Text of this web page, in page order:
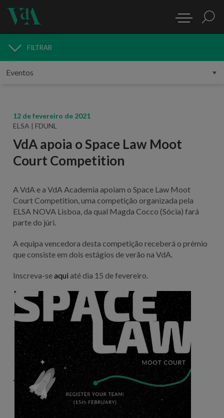
MEDIA
FILTRAR
12 de fevereiro de 2021
ELSA | FDUNL
VdA apoia o Space Law Moot
Court Competition
A VdA e a VdA Academia apoiam o Space Law Moot
Court Competition, uma competição organizada pela
ELSA NOVA Lisboa, da qual Magda Cocco (Sócia) fará
parte do júri.
A equipa vencedora desta competição receberá o prémio
que consiste em dois estágios de verão na VdA.
Inscreva-seaqui até dia 15 de fevereiro.
.